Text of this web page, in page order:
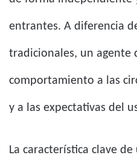
entrantes. A diferencia
tradicionales, un agente
comportamiento a las
y a las expectativas del
La característica clave